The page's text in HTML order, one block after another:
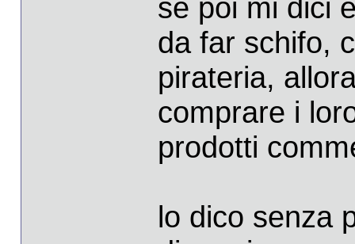
se poi mi dici
da far schifo,
pirateria,
comprare i
prodotti
lo dico senza